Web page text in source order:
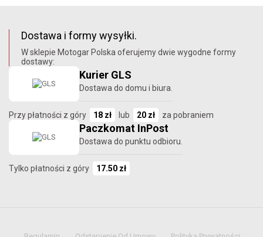
Dostawa i formy wysyłki.
W sklepie Motogar Polska oferujemy dwie wygodne formy
dostawy:
Kurier GLS
Dostawa do domu i biura.
Przy płatności z góry 18 zł lub 20 zł za pobraniem
Paczkomat InPost
Dostawa do punktu odbioru.
Tylko płatności z góry 17.50 zł